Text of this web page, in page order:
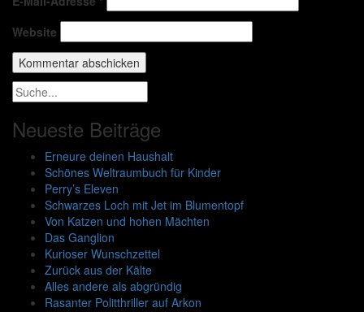
Website
Neueste Beiträge
Erneure deinen Haushalt
Schönes Weltraumbuch für Kinder
Perry’s Eleven
Schwarzes Loch mit Jet im Blumentopf
Von Katzen und hohen Mächten
Das Ganglion
Kurioser Wunschzettel
Zurück aus der Kälte
Alles andere als abgründig
Rasanter Politthriller auf Arkon